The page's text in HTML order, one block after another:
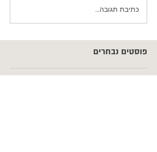
כתיבת תגובה...
פוסטים נבחרים